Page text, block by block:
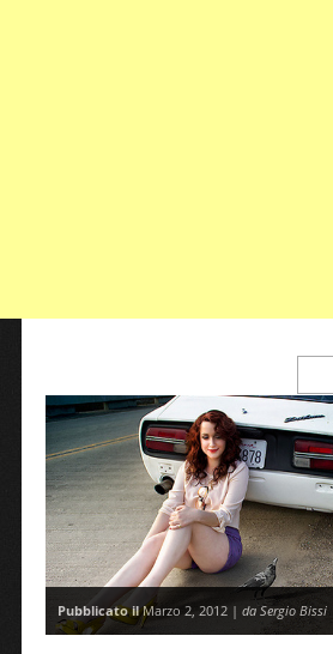
Pubblicato ilMarzo 2, 2012 | da Sergio Bissi